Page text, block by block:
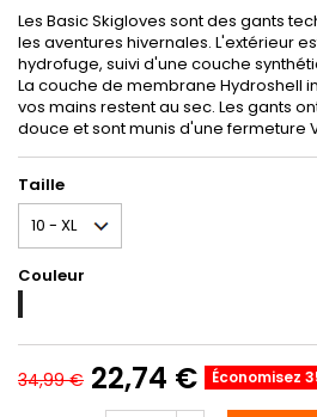
Les Basic Skigloves sont des gants
les aventures hivernales. L'extérieur
hydrofuge, suivi d'une couche
La couche de membrane Hydroshell
vos mains restent au sec. Les gants
douce et sont munis d'une fermeture
Taille
Couleur
HEATHER
34,99 € 22,74 € Économisez